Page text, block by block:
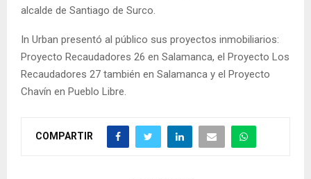
alcalde de Santiago de Surco.
In Urban presentó al público sus proyectos inmobiliarios:
Proyecto Recaudadores 26 en Salamanca, el Proyecto Los
Recaudadores 27 también en Salamanca y el Proyecto
Chavín en Pueblo Libre.
COMPARTIR